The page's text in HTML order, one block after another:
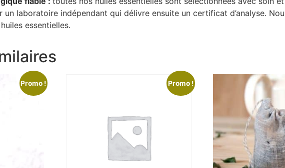
un laboratoire indépendant qui délivre ensuite un certificat d’analyse.
essentielles.
Promo ! Promo !